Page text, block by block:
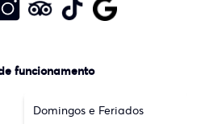
funcionamento
Domingos e Feriados